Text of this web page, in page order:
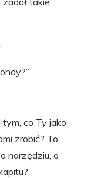
co Ty jako
zrobić? To
narzędziu, o